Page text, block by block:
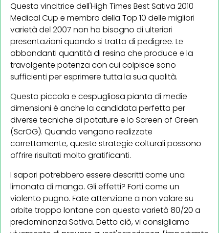
Questa vincitrice dell'High Times Best Sativa 2010
Medical Cup e membro della Top 10 delle migliori
varietà del 2007 non ha bisogno di ulteriori
presentazioni quando si tratta di pedigree. Le
abbondanti quantità di resina che produce e la
travolgente potenza con cui colpisce sono
sufficienti per esprimere tutta la sua qualità.
Questa piccola e cespugliosa pianta di medie
dimensioni è anche la candidata perfetta per
diverse tecniche di potature e lo Screen of Green
(ScrOG). Quando vengono realizzate
correttamente, queste strategie colturali possono
offrire risultati molto gratificanti.
I sapori potrebbero essere descritti come una
limonata di mango. Gli effetti? Forti come un
violento pugno. Fate attenzione a non volare su
orbite troppo lontane con questa varietà 80/20 a
predominanza Sativa. Detto ciò, vi consigliamo